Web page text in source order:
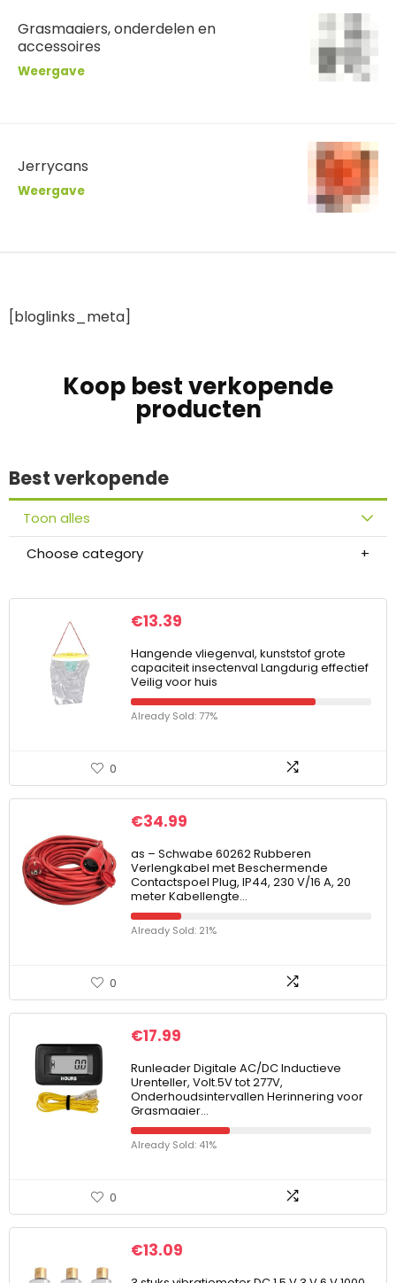
Grasmaaiers, onderdelen en
accessoires
Weergave
Jerrycans
Weergave
[bloglinks_meta]
Koop best verkopende
producten
Best verkopende
Toon alles
Choose category
€13.39
Hangende vliegenval, kunststof grote
capaciteit insectenval Langdurig effectief
Veilig voor huis
Already Sold: 77%
0
€34.99
as – Schwabe 60262 Rubberen
Verlengkabel met Beschermende
Contactspoel Plug, IP44, 230 V/16 A, 20
meter Kabellengte…
Already Sold: 21%
0
€17.99
Runleader Digitale AC/DC Inductieve
Urenteller, Volt.5V tot 277V,
Onderhoudsintervallen Herinnering voor
Grasmaaier…
Already Sold: 41%
0
€13.09